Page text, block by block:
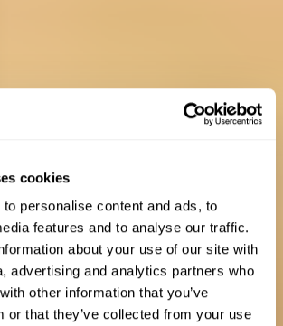
cookies
personalise content and ads, to
features and to analyse our traffic.
about your use of our site with
advertising and analytics partners who
other information that you’ve
or that they’ve collected from your use